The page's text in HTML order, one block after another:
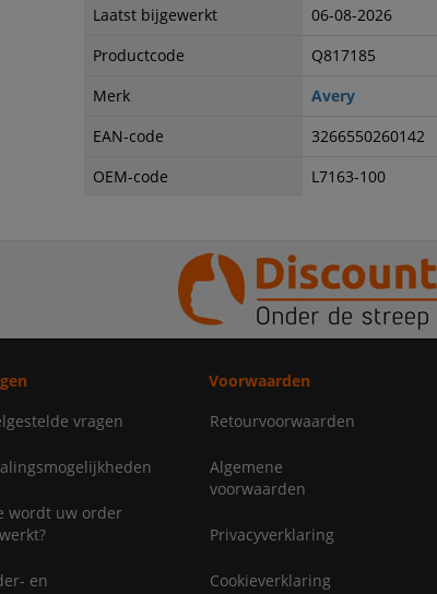
Laatst bijgewerkt
06-08-2026
Productcode
Q817185
Merk
Avery
EAN-code
3266550260142
OEM-code
L7163-100
vragen
wordt uw order
en
Voorwaarden
Retourvoorwaarden
Algemene
voorwaarden
Privacyverklaring
Cookieverklaring